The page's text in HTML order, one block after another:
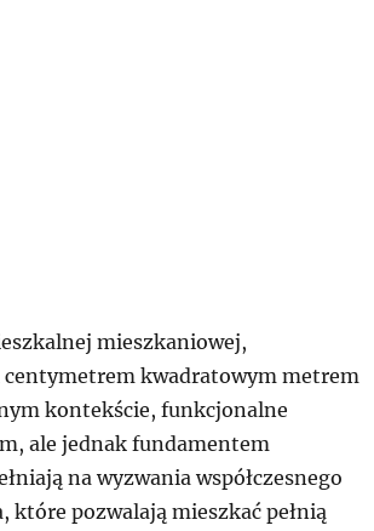
mieszkaniowej,
kwadratowym metrem
kontekście, funkcjonalne
ale jednak fundamentem
na wyzwania współczesnego
pozwalają mieszkać pełnią